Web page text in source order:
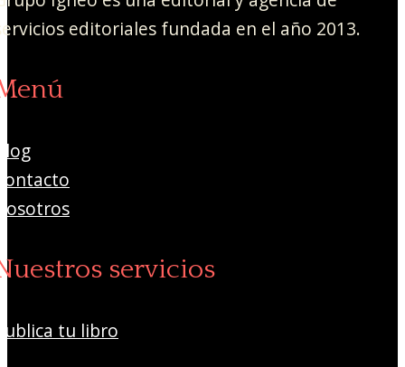
editoriales fundada en el año 2013.
servicios
tu libro